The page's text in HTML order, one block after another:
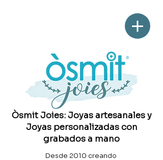
Òsmit Joies: Joyas artesanales y
Joyas personalizadas con
grabados a mano
Desde 2010 creando